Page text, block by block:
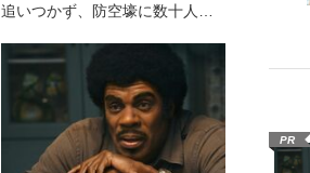
追いつかず、防空壕に数十人
た少年兵が明かした“過酷すぎる
任務”とは
PR